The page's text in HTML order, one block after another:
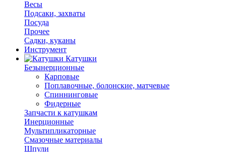
Весы
Подсаки, захваты
Посуда
Прочее
Садки, куканы
Инструмент
Катушки
Безынерционные
Карповые
Поплавочные, болонские, матчевые
Спиннинговые
Фидерные
Запчасти к катушкам
Инерционные
Мультипликаторные
Смазочные материалы
Шпули